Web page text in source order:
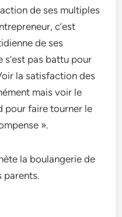
de ses multiples
c’est
de ses
s’est pas battu pour
la satisfaction des
mais voir le
pour faire tourner le
».